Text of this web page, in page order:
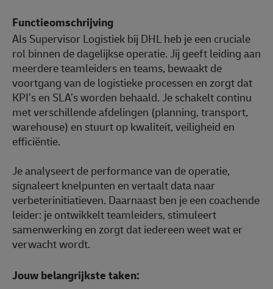
Functieomschrijving
Als Supervisor Logistiek bij DHL heb je een cruciale
rol binnen de dagelijkse operatie. Jij geeft leiding aan
meerdere teamleiders en teams, bewaakt de
voortgang van de logistieke processen en zorgt dat
KPI’s en SLA’s worden behaald. Je schakelt continu
met verschillende afdelingen (planning, transport,
warehouse) en stuurt op kwaliteit, veiligheid en
efficiëntie.
Je analyseert de performance van de operatie,
signaleert knelpunten en vertaalt data naar
verbeterinitiatieven. Daarnaast ben je een coachende
leider: je ontwikkelt teamleiders, stimuleert
samenwerking en zorgt dat iedereen weet wat er
verwacht wordt.
Jouw belangrijkste taken: